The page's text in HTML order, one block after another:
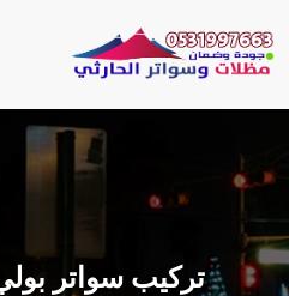
إلى
المحتوى